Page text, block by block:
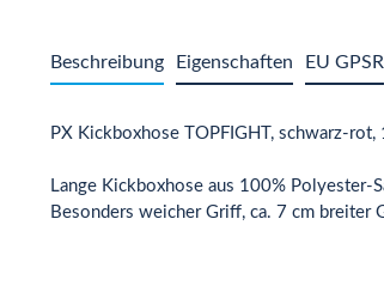
Beschreibung Eigenschaften EU GPSR
PX Kickboxhose TOPFIGHT, schwarz-rot,
Lange Kickboxhose aus 100% Polyester-
Besonders weicher Griff, ca. 7 cm